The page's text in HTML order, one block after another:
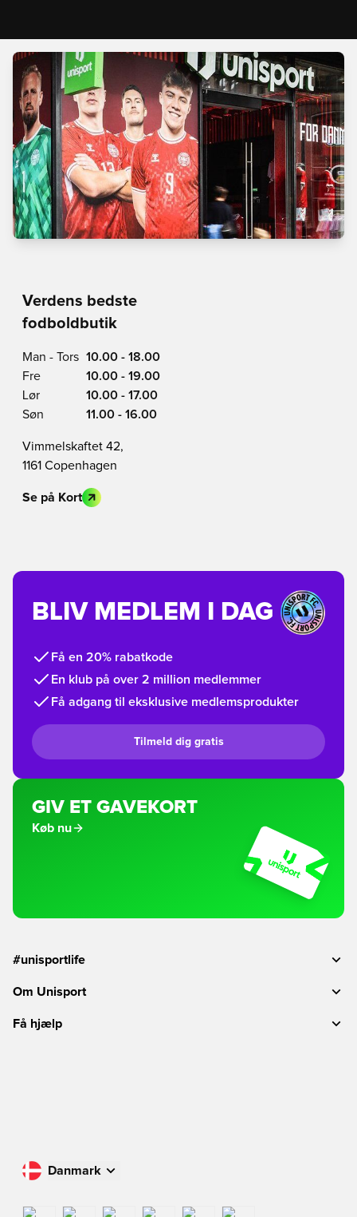
Verdens bedste
fodboldbutik
Man - Tors 10.00 - 18.00
Fre
10.00 - 19.00
Lør
10.00 - 17.00
Søn
11.00 - 16.00
Vimmelskaftet 42,
1161 Copenhagen
Se på Kort
BLIV MEDLEM I DAG
Få en 20% rabatkode
En klub på over 2 million medlemmer
Få adgang til eksklusive medlemsprodukter
Tilmeld dig gratis
GIV ET GAVEKORT
Køb nu
#unisportlife
Om Unisport
Få hjælp
Danmark